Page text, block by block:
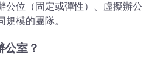
公位（固定或彈性）、虛擬辦公
模的團隊。
公室？